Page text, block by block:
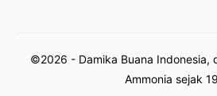
©2026 - Damika Buana Indonesia,
Ammonia sejak